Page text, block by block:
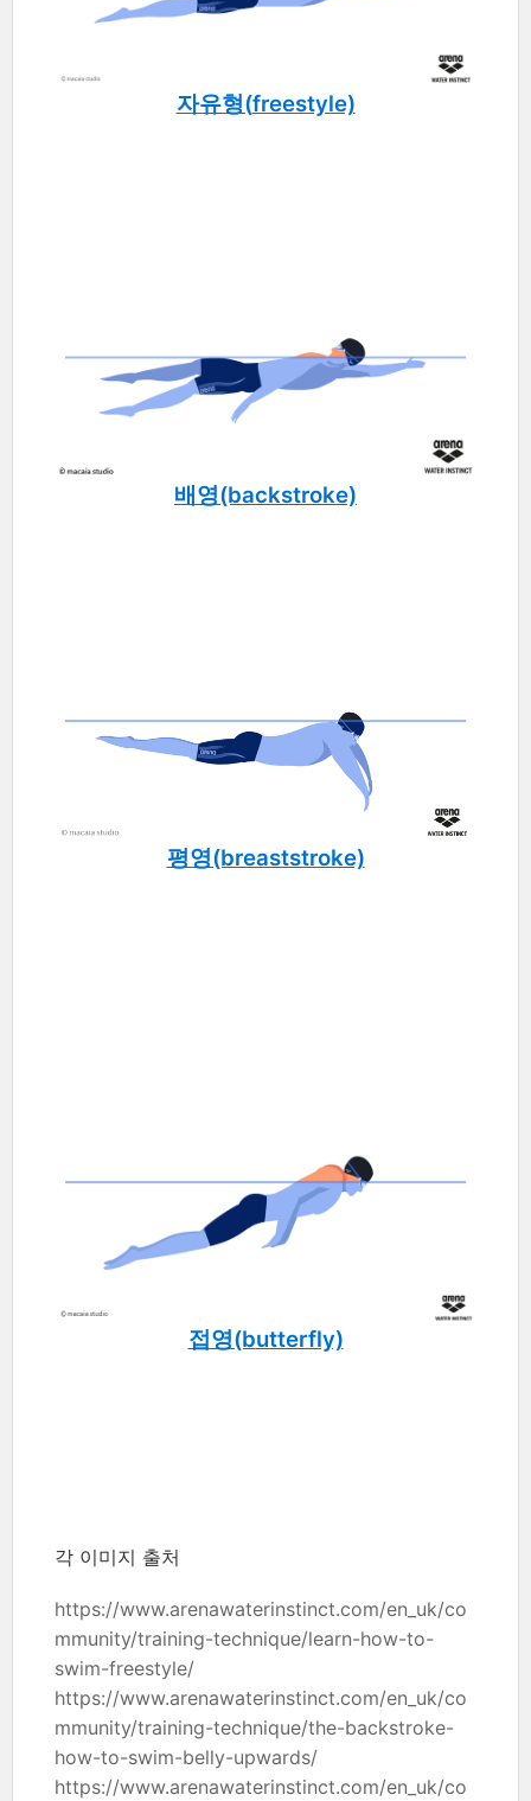
자유형(freestyle)
배영(backstroke)
평영(breaststroke)
접영(butterfly)
각 이미지 출처
https://www.arenawaterinstinct.com/en_uk/co
mmunity/training-technique/learn-how-to-
swim-freestyle/
https://www.arenawaterinstinct.com/en_uk/co
mmunity/training-technique/the-backstroke-
how-to-swim-belly-upwards/
https://www.arenawaterinstinct.com/en_uk/co